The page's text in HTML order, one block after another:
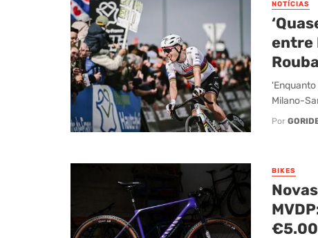
NOTÍCIAS
entre
'Enquanto
Milano-
Por
BIKES